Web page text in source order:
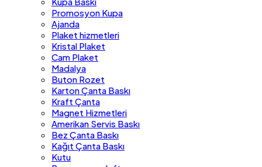
Promosyon Kupa
Ajanda
Plaket hizmetleri
Kristal Plaket
Cam Plaket
Madalya
Buton Rozet
Karton Çanta Baskı
Kraft Çanta
Magnet Hizmetleri
Amerikan Servis Baskı
Bez Çanta Baskı
Kağıt Çanta Baskı
Kutu